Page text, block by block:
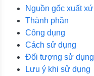
Nguồn gốc xuất xứ
Thành phần
Công dụng
Cách sử dụng
Đối tượng sử dụng
Lưu ý khi sử dụng